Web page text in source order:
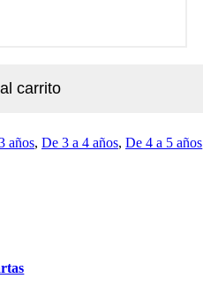
carrito
años, De 3 a 4 años, De 4 a 5 años